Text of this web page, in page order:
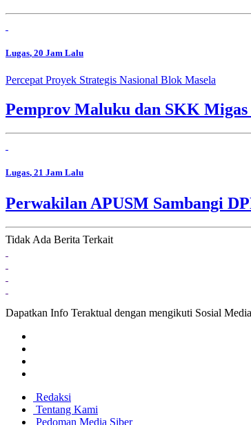
Lugas, 20 Jam Lalu
Percepat Proyek Strategis Nasional Blok Masela
Pemprov Maluku dan SKK Migas
Lugas, 21 Jam Lalu
Perwakilan APUSM Sambangi
Tidak Ada Berita Terkait
Dapatkan Info Teraktual dengan mengikuti Sosial
Redaksi
Tentang Kami
Pedoman Media Siber